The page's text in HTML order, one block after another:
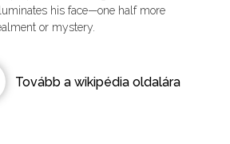
his face—one half more
or mystery.
Tovább a wikipédia oldalára